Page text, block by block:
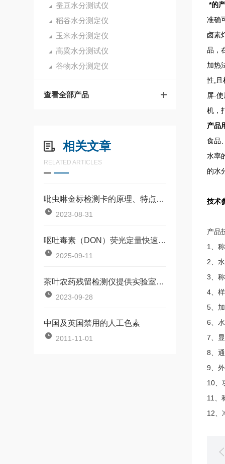
蚕豆水分测试仪
稻谷水分测定仪
玉米水分测定仪
高粱水分测试仪
谷物水分测定仪
查看全部产品
相关文章
RELATED ARTICLES
吡虫啉金标检测卡的原理、特点、应用行业、适用范围及操作步骤
2023-08-31
​呕吐毒素（DON）荧光定量快速检测仪-开箱即检·精准·高效·合规
2025-09-11
茶叶农药残留检测仪提供实验室的检测结果
2023-09-28
中国及英国禁用的人工色素
2011-11-01
*的
准确
卤素
品，
加热
性,且
屏-
机，
产品
食品
水率
的水
技术
产品
1、
2、
3、
4、
5、
6、
7、
8、
9、
10、
11、
12、